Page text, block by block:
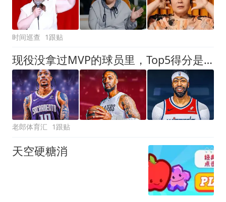
时间巡查 1跟贴
现役没拿过MVP的球员里，Top5得分是谁？两人超2万，欧文第5
老郎体育汇 1跟贴
天空硬糖消